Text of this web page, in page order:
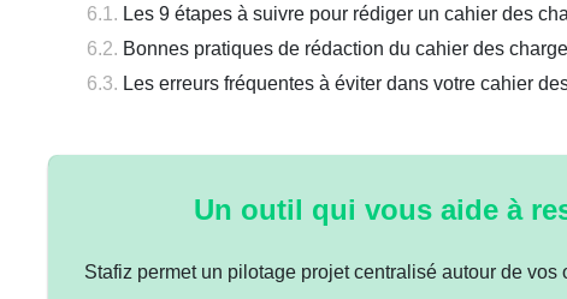
Les 9 étapes à suivre pour rédiger un cahier des
Bonnes pratiques de rédaction du cahier des
Les erreurs fréquentes à éviter dans votre cahier
Un outil qui vous aide à
Stafiz permet un pilotage projet centralisé autour de